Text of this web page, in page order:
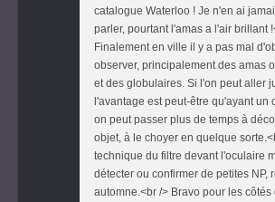
catalogue Waterloo ! Je n'en ai
parler, pourtant l'amas a l'air brillant
Finalement en ville il y a pas mal
observer, principalement des amas
et des globulaires. Si l'on peut aller
l'avantage est peut-être qu'ayant un
on peut passer plus de temps à
objet, à le choyer en quelque
technique du filtre devant l'oculaire
détecter ou confirmer de petites NP,
automne.<br /> Bravo pour les côtés